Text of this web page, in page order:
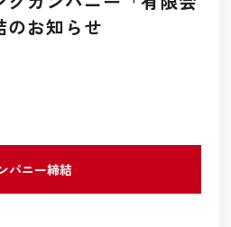
のお知らせ
パニー締結